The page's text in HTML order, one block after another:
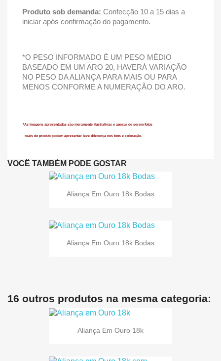
Produto sob demanda: Confecção 10 a 15 dias a
iniciar após confirmação do pagamento.
*O PESO INFORMADO É UM PESO MÉDIO
BASEADO EM UM ARO 20, HAVERÁ VARIAÇÃO
NO PESO DA ALIANÇA PARA MAIS OU PARA
MENOS CONFORME A NUMERAÇÃO DO ARO.
*As imagens apresentadas são meramente ilustrativas e apesar de serem fotos
reais do produto podem apresentar leve diferença nos tons e coloração.
VOCÊ TAMBÉM PODE GOSTAR
Aliança Em Ouro 18k Bodas
Aliança Em Ouro 18k Bodas
16 outros produtos na mesma categoria:
Aliança Em Ouro 18k